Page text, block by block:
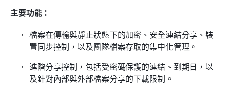
主要功能：
檔案在傳輸與靜止狀態下的加密、安全連結分享、裝
置同步控制，以及團隊檔案存取的集中化管理。
進階分享控制，包括受密碼保護的連結、到期日，以
及針對內部與外部檔案分享的下載限制。